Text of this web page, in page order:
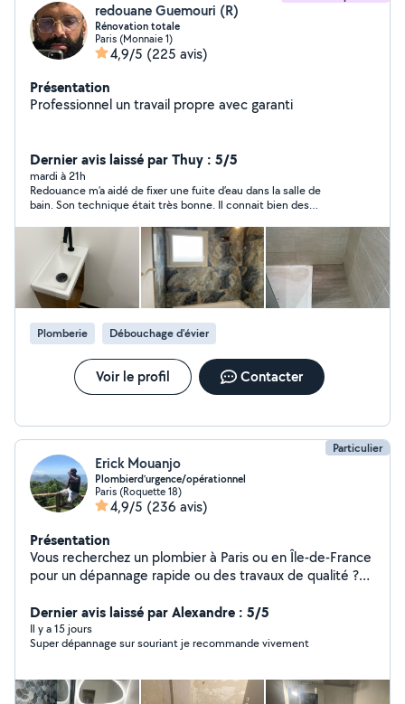
redouane Guemouri (R)
Rénovation totale
Paris (Monnaie 1)
4,9/5 (225 avis)
Présentation
Professionnel un travail propre avec garanti
Dernier avis laissé par Thuy : 5/5
mardi à 21h
Redouance m’a aidé de fixer une fuite d’eau dans la salle de
bain. Son technique était très bonne. Il connait bien des
efficace et honnête.
Plomberie Débouchage d'évier
Voir le profil Contacter
Particulier
Erick Mouanjo
Plombierd’urgence/opérationnel
Paris (Roquette 18)
4,9/5 (236 avis)
Présentation
Vous recherchez un plombier à Paris ou en Île-de-France
pour un dépannage rapide ou des travaux de qualité ?
j'interviens rapidement pour tous vos besoins en
plomberie, en urgence ou sur rendez-vous. Dépannage
plomberie rapide à Paris J'interviens pour tous types de
Canalisation bouchée (WC, évier, douche) * Panne de
Dernier avis laissé par Alexandre : 5/5
Il y a 15 jours
Super dépannage sur souriant je recommande vivement